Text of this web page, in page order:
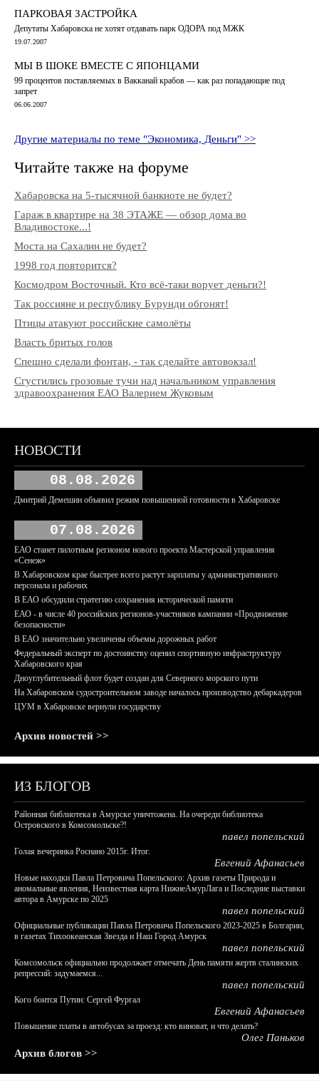
ПАРКОВАЯ ЗАСТРОЙКА
Депутаты Хабаровска не хотят отдавать парк ОДОРА под МЖК
19.07.2007
МЫ В ШОКЕ ВМЕСТЕ С ЯПОНЦАМИ
99 процентов поставляемых в Вакканай крабов — как раз попадающие под
запрет
06.06.2007
Другие материалы по теме "Экономика, Деньги" >>
Читайте также на форуме
Хабаровска на 5-тысячной банкноте не будет?
Гараж в квартире на 38 ЭТАЖЕ — обзор дома во
Владивостоке...!
Моста на Сахалин не будет?
1998 год повторится?
Космодром Восточный. Кто всё-таки ворует деньги?!
Так россияне и республику Бурунди обгонят!
Птицы атакуют российские самолёты
Власть бритых голов
Спешно сделали фонтан, - так сделайте автовокзал!
Сгустились грозовые тучи над начальником управления
здравоохранения ЕАО Валерием Жуковым
НОВОСТИ
08.08.2026
Дмитрий Демешин объявил режим повышенной готовности в Хабаровске
07.08.2026
ЕАО станет пилотным регионом нового проекта Мастерской управления
«Сенеж»
В Хабаровском крае быстрее всего растут зарплаты у административного
персонала и рабочих
В ЕАО обсудили стратегию сохранения исторической памяти
ЕАО - в числе 40 российских регионов-участников кампании «Продвижение
безопасности»
В ЕАО значительно увеличены объемы дорожных работ
Федеральный эксперт по достоинству оценил спортивную инфраструктуру
Хабаровского края
Дноуглубительный флот будет создан для Северного морского пути
На Хабаровском судостроительном заводе началось производство дебаркадеров
ЦУМ в Хабаровске вернули государству
Архив новостей >>
ИЗ БЛОГОВ
Районная библиотека в Амурске уничтожена. На очереди библиотека
Островского в Комсомольске?!
павел попельский
Голая вечеринка Роснано 2015г. Итог.
Евгений Афанасьев
Новые находки Павла Петровича Попельского: Архив газеты Природа и
аномальные явления, Неизвестная карта НижнеАмурЛага и Последние выставки
автора в Амурске по 2025
павел попельский
Официальные публикации Павла Петровича Попельского 2023-2025 в Болгарии,
в газетах Тихоокеанская Звезда и Наш Город Амурск
павел попельский
Комсомольск официально продолжает отмечать День памяти жертв сталинских
репрессий: задумаемся...
павел попельский
Кого боится Путин: Сергей Фургал
Евгений Афанасьев
Повышение платы в автобусах за проезд: кто виноват, и что делать?
Олег Паньков
Архив блогов >>